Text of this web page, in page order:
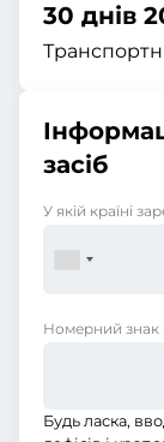
30 днів
засіб
У якій країні
Номерний знак
Будь ласка,